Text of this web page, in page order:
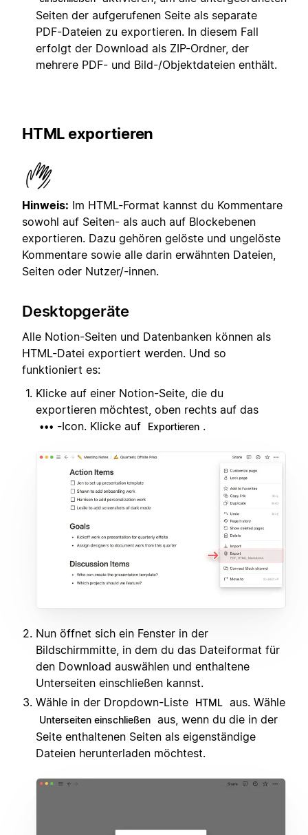
Seiten der aufgerufenen Seite als separate
PDF-Dateien zu exportieren. In diesem Fall
erfolgt der Download als ZIP-Ordner, der
mehrere PDF- und Bild-/Objektdateien enthält.
HTML exportieren
Hinweis: Im HTML-Format kannst du Kommentare
sowohl auf Seiten- als auch auf Blockebenen
exportieren. Dazu gehören gelöste und ungelöste
Kommentare sowie alle darin erwähnten Dateien,
Seiten oder Nutzer/-innen.
Desktopgeräte
Alle Notion-Seiten und Datenbanken können als
HTML-Datei exportiert werden. Und so
funktioniert es:
Klicke auf einer Notion-Seite, die du
exportieren möchtest, oben rechts auf das
••• -Icon. Klicke auf Exportieren .
Nun öffnet sich ein Fenster in der
Bildschirmmitte, in dem du das Dateiformat für
den Download auswählen und enthaltene
Unterseiten einschließen kannst.
Wähle in der Dropdown-Liste
HTML aus. Wähle
Unterseiten einschließen aus, wenn du die in der
Seite enthaltenen Seiten als eigenständige
Dateien herunterladen möchtest.